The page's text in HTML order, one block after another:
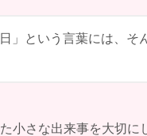
」という言葉には、そ
小さな出来事を大切